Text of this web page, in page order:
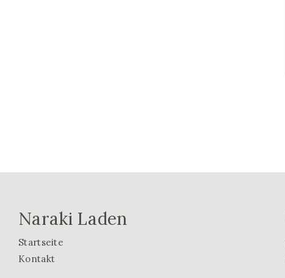
Naraki Laden
Startseite
Kontakt